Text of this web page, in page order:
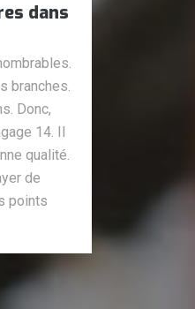
dans
branches.
Donc,
14. Il
qualité.
de
points